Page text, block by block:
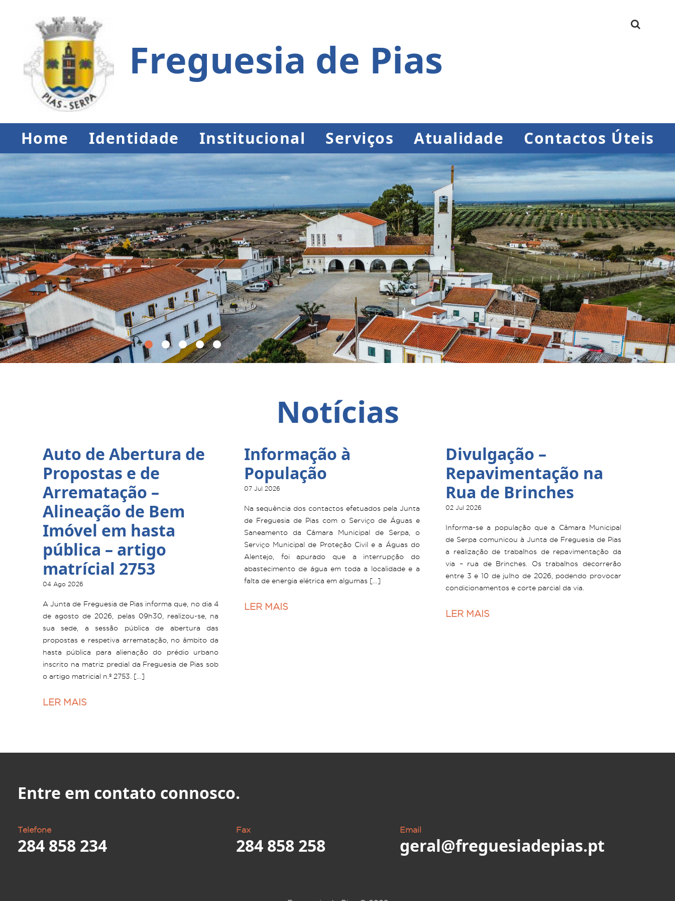
Freguesia de Pias
Home Identidade Institucional Serviços Atualidade Contactos Úteis
Notícias
Auto de Abertura de
Propostas e de
Arrematação –
Alineação de Bem
Imóvel em hasta
pública – artigo
matrícial 2753
04 Ago 2026
A Junta de Freguesia de Pias informa que, no dia 4
de agosto de 2026, pelas 09h30, realizou-se, na
sua sede, a sessão pública de abertura das
propostas e respetiva arrematação, no âmbito da
hasta pública para alienação do prédio urbano
inscrito na matriz predial da Freguesia de Pias sob
o artigo matricial n.º 2753. […]
LER MAIS
Informação à
População
07 Jul 2026
Na sequência dos contactos efetuados pela Junta
de Freguesia de Pias com o Serviço de Águas e
Saneamento da Câmara Municipal de Serpa, o
Serviço Municipal de Proteção Civil e a Águas do
Alentejo, foi apurado que a interrupção do
abastecimento de água em toda a localidade e a
falta de energia elétrica em algumas […]
LER MAIS
Divulgação –
Repavimentação na
Rua de Brinches
02 Jul 2026
Informa-se a população que a Câmara Municipal
de Serpa comunicou à Junta de Freguesia de Pias
a realização de trabalhos de repavimentação da
via – rua de Brinches. Os trabalhos decorrerão
entre 3 e 10 de julho de 2026, podendo provocar
condicionamentos e corte parcial da via.
LER MAIS
Entre em contato connosco.
Telefone
284 858 234
Fax
284 858 258
Email
geral@freguesiadepias.pt